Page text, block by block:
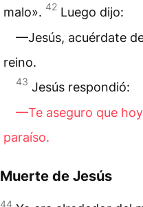
malo». 42 Luego dijo:
—Jesús, acuérdate
reino.
43 Jesús respondió:
—Te aseguro que
paraíso.
Muerte de Jesús
44